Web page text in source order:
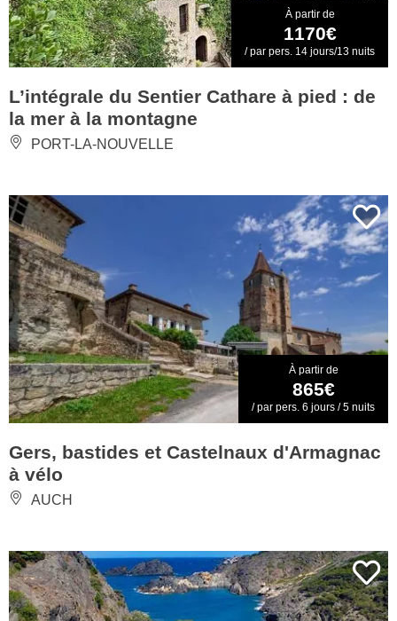
À partir de
1170€
/ par pers. 14 jours/13 nuits
L’intégrale du Sentier Cathare à pied : de
la mer à la montagne
PORT-LA-NOUVELLE
À partir de
865€
/ par pers. 6 jours / 5 nuits
Gers, bastides et Castelnaux d'Armagnac
à vélo
AUCH